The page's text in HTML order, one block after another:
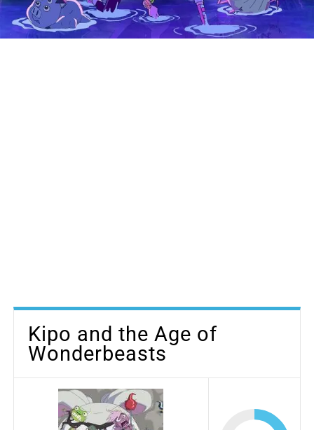
Kipo and the Age of
Wonderbeasts